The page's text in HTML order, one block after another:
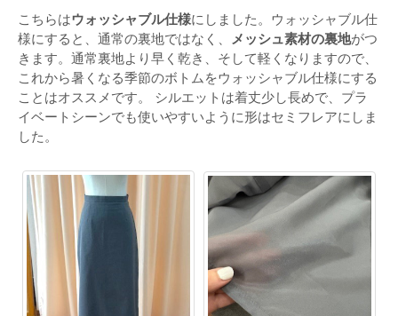
こちらはウォッシャブル仕様にしました。ウォッシャブル仕
様にすると、通常の裏地ではなく、 メッシュ素材の裏地がつ
きます。通常裏地より早く乾き、そして軽くなりますので、
これから暑くなる季節のボトムをウォッシャブル仕様にする
ことはオススメです。 シルエットは着丈少し長めで、プラ
イベートシーンでも使いやすいように形はセミフレアにしま
した。